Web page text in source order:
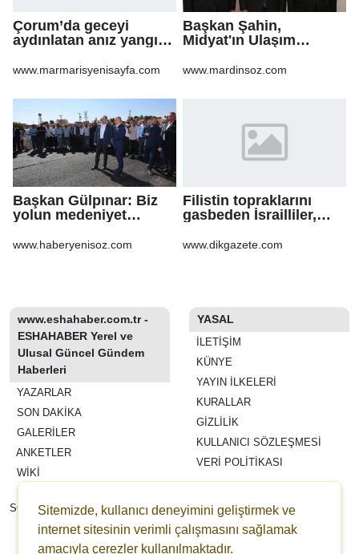
Çorum’da geceyi
aydınlatan anız yangını
www.marmarisyenisayfa.com
Başkan Şahin,
Midyat'ın Ulaşım
Taşıdı
www.mardinsoz.com
Başkan Gülpınar: Biz
yolun medeniyet
www.haberyenisoz.com
Filistin topraklarını
gasbeden İsrailliler,
Şeria’daki saldırılarını
www.dikgazete.com
www.eshahaber.com.tr -
ESHAHABER Yerel ve
Ulusal Güncel Gündem
Haberleri
YAZARLAR
SON DAKİKA
GALERİLER
ANKETLER
WİKİ
SÖZLEŞMESI
ESHAHABER
ESHA TV
YASAL
İLETIŞIM
KÜNYE
YAYIN İLKELERI
KURALLAR
GIZLILIK
KULLANICI SÖZLEŞMESI
VERI POLITIKASI
Sitemizde, kullanıcı deneyimini geliştirmek ve
internet sitesinin verimli çalışmasını sağlamak
amacıyla çerezler kullanılmaktadır.